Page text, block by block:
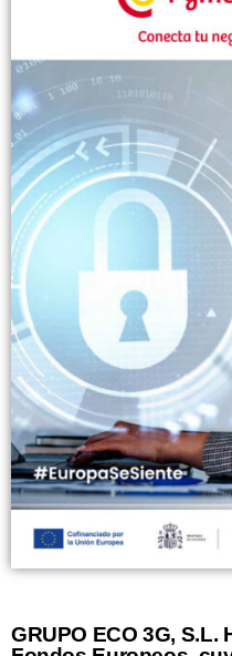
GRUPO ECO 3G,